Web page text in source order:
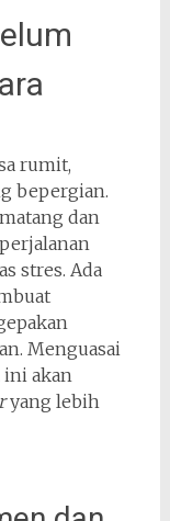
rumit,
bepergian.
dan
stres. Ada
Menguasai
ini akan
yang lebih